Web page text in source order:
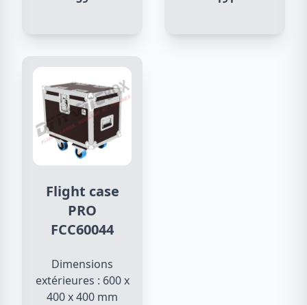
Flight case
PRO
FCC60044
Dimensions
extérieures : 600 x
400 x 400 mm